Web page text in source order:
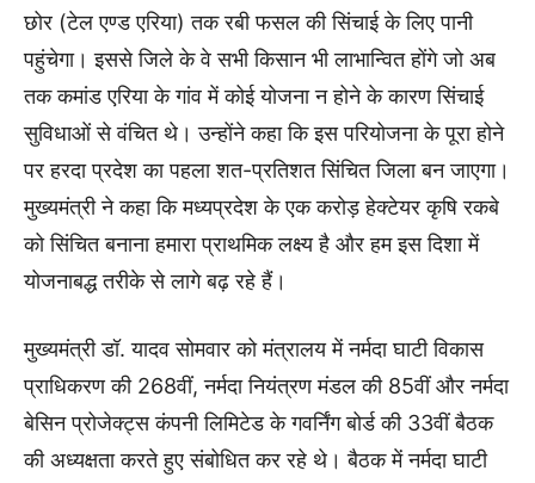
छोर (टेल एण्ड एरिया) तक रबी फसल की सिंचाई के लिए पानी
पहुंचेगा। इससे जिले के वे सभी किसान भी लाभान्वित होंगे जो अब
तक कमांड एरिया के गांव में कोई योजना न होने के कारण सिंचाई
सुविधाओं से वंचित थे। उन्होंने कहा कि इस परियोजना के पूरा होने
पर हरदा प्रदेश का पहला शत-प्रतिशत सिंचित जिला बन जाएगा।
मुख्यमंत्री ने कहा कि मध्यप्रदेश के एक करोड़ हेक्टेयर कृषि रकबे
को सिंचित बनाना हमारा प्राथमिक लक्ष्य है और हम इस दिशा में
योजनाबद्ध तरीके से लागे बढ़ रहे हैं।
मुख्यमंत्री डॉ. यादव सोमवार को मंत्रालय में नर्मदा घाटी विकास
प्राधिकरण की 268वीं, नर्मदा नियंत्रण मंडल की 85वीं और नर्मदा
बेसिन प्रोजेक्ट्स कंपनी लिमिटेड के गवर्निंग बोर्ड की 33वीं बैठक
की अध्यक्षता करते हुए संबोधित कर रहे थे। बैठक में नर्मदा घाटी